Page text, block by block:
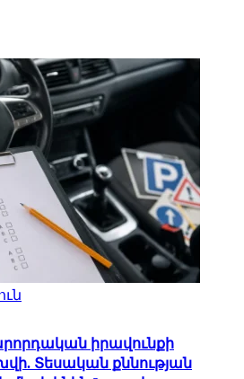
իրավունքի
Տեսական քննության